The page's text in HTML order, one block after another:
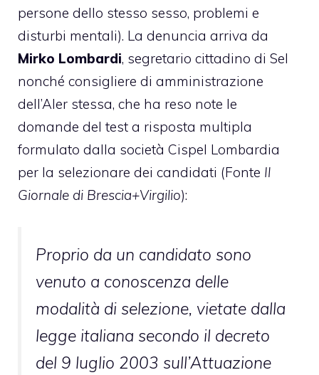
persone dello stesso sesso, problemi e
disturbi mentali). La denuncia arriva da
Mirko Lombardi, segretario cittadino di Sel
nonché consigliere di amministrazione
dell’Aler stessa, che ha reso note le
domande del test a risposta multipla
formulato dalla società Cispel Lombardia
per la selezionare dei candidati (Fonte Il
Giornale di Brescia+Virgilio):
Proprio da un candidato sono
venuto a conoscenza delle
modalità di selezione, vietate dalla
legge italiana secondo il decreto
del 9 luglio 2003 sull’Attuazione